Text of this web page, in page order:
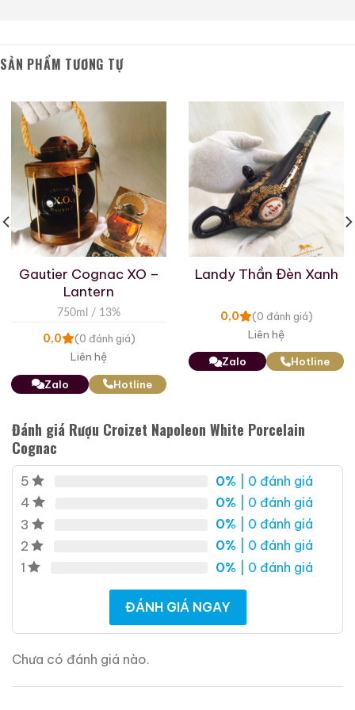
thanh lịch.
Chai Croizet Napoleon White Porcelain Cognac đặc
biệt này có một loại rượu cognac chất lượng đặc biệt
bên trong. Được trình bày trong một hình dạng chai
độc đáo, đây là một chai có giá trị sưu tập cao!
Thông tin thêm:
Nhà Máy Chưng Cất: Croizet
Quốc Gia: Pháp
Dòng Rượu: Brandy
Nhóm Rượu: Cognac
Tuổi Rượu: Napoleon
Dung Tích: 750ml
Tình Trạng Tem Nhãn: Tốt
Tình Trạng Mức Rượu: Tốt
Trọng Lượng: 2kg
Giới Thiệu Một Số Mẫu Rượu Trung Quốc
SẢN PHẨM TƯƠNG TỰ
Gautier Cognac XO –
Lantern
750ml / 13%
0,0 (0 đánh giá)
Liên hệ
Zalo Hotline
Landy Thần Đèn Xanh
0,0 (0 đánh giá)
Liên hệ
Zalo Hotline
Đánh giá Rượu Croizet Napoleon White Porcelain
Cognac
5 0% | 0 đánh giá
4
0% | 0 đánh giá
3
0% | 0 đánh giá
2
0% | 0 đánh giá
1
0% | 0 đánh giá
ĐÁNH GIÁ NGAY
Chưa có đánh giá nào.